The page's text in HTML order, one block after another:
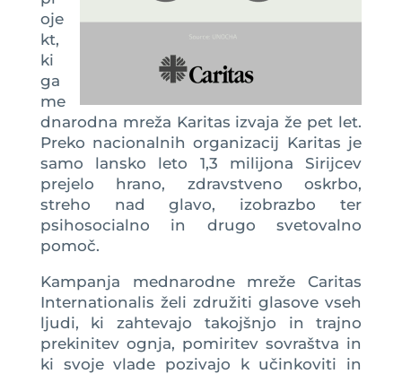
oje
kt,
ki
ga
me
dnarodna mreža Karitas izvaja že pet let.
Preko nacionalnih organizacij Karitas je
samo lansko leto 1,3 milijona Sirijcev
prejelo hrano, zdravstveno oskrbo,
streho nad glavo, izobrazbo ter
psihosocialno in drugo svetovalno
pomoč.
Kampanja mednarodne mreže Caritas
Internationalis želi združiti glasove vseh
ljudi, ki zahtevajo takojšnjo in trajno
prekinitev ognja, pomiritev sovraštva in
ki svoje vlade pozivajo k učinkoviti in